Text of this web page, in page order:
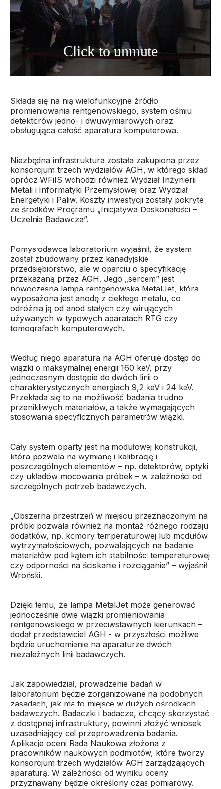
Składa się na nią wielofunkcyjne źródło
promieniowania rentgenowskiego, system ośmiu
detektorów jedno- i dwuwymiarowych oraz
obsługująca całość aparatura komputerowa.
Niezbędna infrastruktura została zakupiona przez
konsorcjum trzech wydziałów AGH, w którego skład
oprócz WFiIS wchodzi również Wydział Inżynierii
Metali i Informatyki Przemysłowej oraz Wydział
Energetyki i Paliw. Koszty inwestycji zostały pokryte
ze środków Programu „Inicjatywa Doskonałości –
Uczelnia Badawcza”.
Pomysłodawca laboratorium wyjaśnił, że system
został zbudowany przez kanadyjskie
przedsiębiorstwo, ale w oparciu o specyfikację
przekazaną przez AGH. Jego „sercem” jest
nowoczesna lampa rentgenowska MetalJet, która
wyposażona jest anodę z ciekłego metalu, co
odróżnia ją od anod stałych czy wirujących
używanych w typowych aparatach RTG czy
tomografach komputerowych.
Według niego aparatura na AGH oferuje dostęp do
wiązki o maksymalnej energii 160 keV, przy
jednoczesnym dostępie do dwóch linii o
charakterystycznych energiach 9,2 keV i 24 keV.
Przekłada się to na możliwość badania trudno
przenikliwych materiałów, a także wymagających
stosowania specyficznych parametrów wiązki.
Cały system oparty jest na modułowej konstrukcji,
która pozwala na wymianę i kalibrację i
poszczególnych elementów – np. detektorów, optyki
czy układów mocowania próbek – w zależności od
szczególnych potrzeb badawczych.
„Obszerna przestrzeń w miejscu przeznaczonym na
próbki pozwala również na montaż różnego rodzaju
dodatków, np. komory temperaturowej lub modułów
wytrzymałościowych, pozwalających na badanie
materiałów pod kątem ich stabilności temperaturowej
czy odporności na ściskanie i rozciąganie” – wyjaśnił
Wroński.
Dzięki temu, że lampa MetalJet może generować
jednocześnie dwie wiązki promieniowania
rentgenowskiego w przeciwstawnych kierunkach –
dodał przedstawiciel AGH - w przyszłości możliwe
będzie uruchomienie na aparaturze dwóch
niezależnych linii badawczych.
Jak zapowiedział, prowadzenie badań w
laboratorium będzie zorganizowane na podobnych
zasadach, jak ma to miejsce w dużych ośrodkach
badawczych. Badaczki i badacze, chcący skorzystać
z dostępnej infrastruktury, powinni złożyć wniosek
uzasadniający cel przeprowadzenia badania.
Aplikacje oceni Rada Naukowa złożona z
pracowników naukowych podmiotów, które tworzy
konsorcjum trzech wydziałów AGH zarządzających
aparaturą. W zależności od wyniku oceny
przyznawany będzie określony czas pomiarowy.